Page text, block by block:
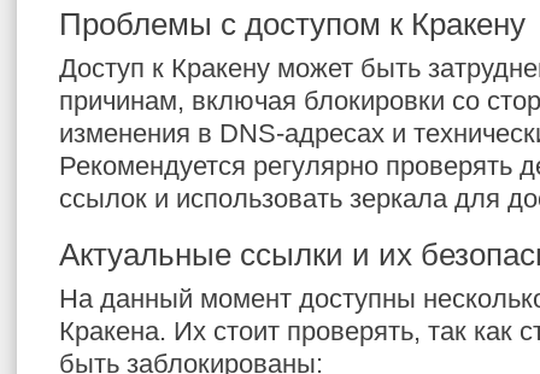
Проблемы с доступом к Кракену
Доступ к Кракену может быть
причинам, включая блокировки со
изменения в DNS-адресах и
Рекомендуется регулярно проверять
ссылок и использовать зеркала для
Актуальные ссылки и их
На данный момент доступны
Кракена. Их стоит проверять, так как
быть заблокированы: